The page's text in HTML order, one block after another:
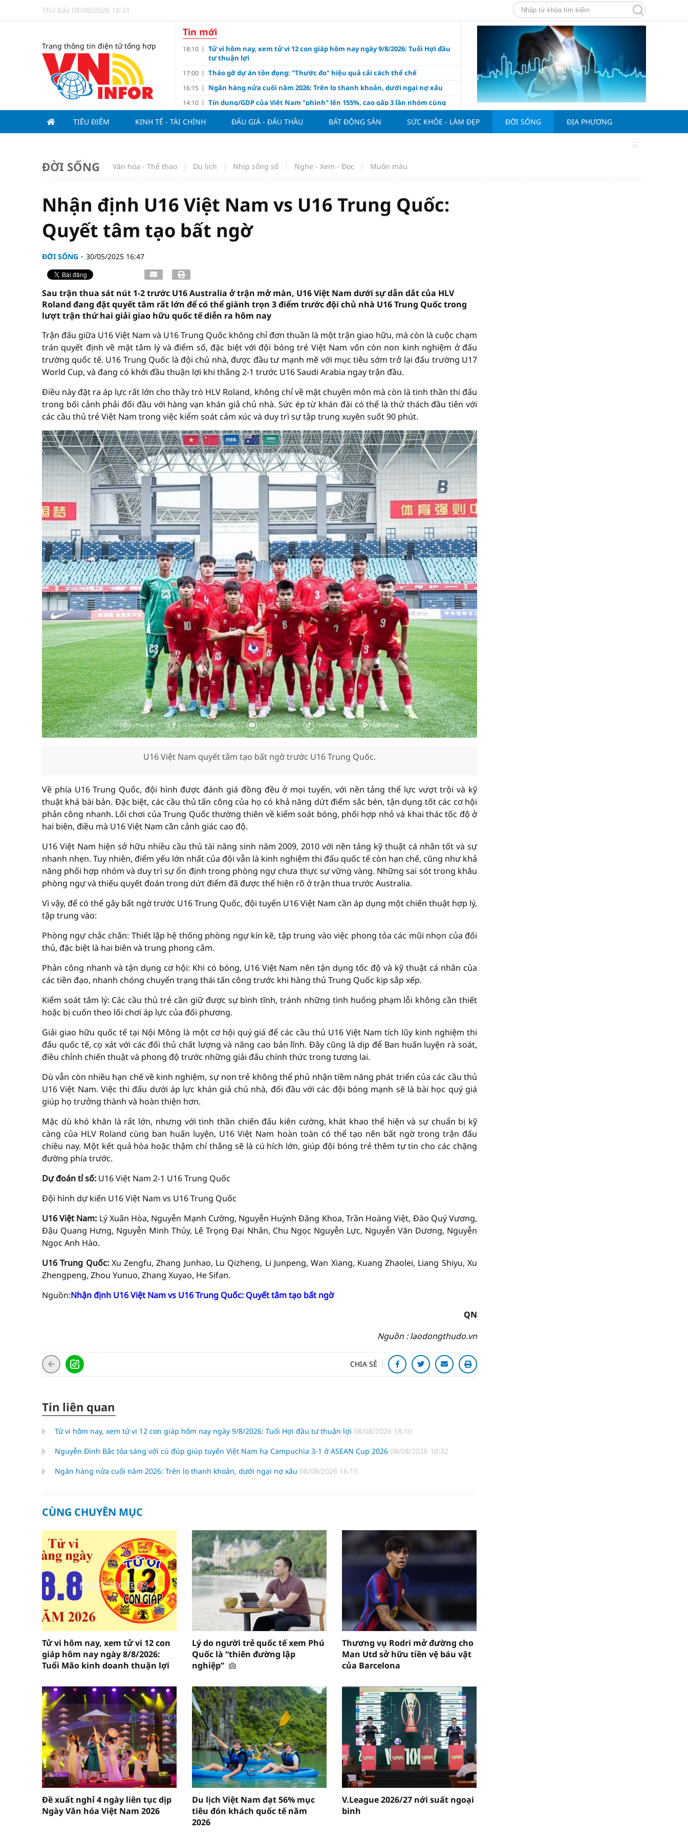
Thứ bảy 08/08/2026 18:31
Trang thông tin điện tử tổng hợp
Tin mới
18:10
Tử vi hôm nay, xem tử vi 12 con giáp hôm nay ngày 9/8/2026: Tuổi Hợi đầu
tư thuận lợi
17:00 Tháo gỡ dự án tồn đọng: "Thước đo" hiệu quả cải cách thể chế
16:15 Ngân hàng nửa cuối năm 2026: Trên lo thanh khoản, dưới ngại nợ xấu
14:10
Tín dụng/GDP của Việt Nam "phình" lên 155%, cao gấp 3 lần nhóm cùng
hạng
11:00 Đồng Tháp: Đấu giá 58.965 m² đất và nhà xưởng tại xã Tân Hồng
10:23 Giá vàng hôm nay 8/8: Vàng thế giới "nhảy vọt"
09:00 Các cổ phiếu IPO có được phân bổ dòng vốn mới từ nâng hạng thị trường?
08:15
07:00 Nới trần tiền gửi Kho bạc Nhà nước: Không chỉ 4 ngân hàng được lợi
TIÊU ĐIỂM KINH TẾ - TÀI CHÍNH ĐẤU GIÁ - ĐẤU THẦU BẤT ĐỘNG SẢN SỨC KHỎE - LÀM ĐẸP ĐỜI SỐNG ĐỊA PHƯƠNG
ĐỜI SỐNG Văn hóa - Thể thao Du lịch Nhịp sống số Nghe - Xem - Đọc Muôn màu
Nhận định U16 Việt Nam vs U16 Trung Quốc:
Quyết tâm tạo bất ngờ
ĐỜI SỐNG 30/05/2025 16:47
Sau trận thua sát nút 1-2 trước U16 Australia ở trận mở màn, U16 Việt Nam dưới sự dẫn dắt của HLV
Roland đang đặt quyết tâm rất lớn để có thể giành trọn 3 điểm trước đội chủ nhà U16 Trung Quốc trong
lượt trận thứ hai giải giao hữu quốc tế diễn ra hôm nay
Trận đấu giữa U16 Việt Nam và U16 Trung Quốc không chỉ đơn thuần là một trận giao hữu, mà còn là cuộc chạm
trán quyết định về mặt tâm lý và điểm số, đặc biệt với đội bóng trẻ Việt Nam vốn còn non kinh nghiệm ở đấu
trường quốc tế. U16 Trung Quốc là đội chủ nhà, được đầu tư mạnh mẽ với mục tiêu sớm trở lại đấu trường U17
World Cup, và đang có khởi đầu thuận lợi khi thắng 2-1 trước U16 Saudi Arabia ngay trận đầu.
Điều này đặt ra áp lực rất lớn cho thầy trò HLV Roland, không chỉ về mặt chuyên môn mà còn là tinh thần thi đấu
trong bối cảnh phải đối đầu với hàng vạn khán giả chủ nhà. Sức ép từ khán đài có thể là thử thách đầu tiên với
các cầu thủ trẻ Việt Nam trong việc kiểm soát cảm xúc và duy trì sự tập trung xuyên suốt 90 phút.
U16 Việt Nam quyết tâm tạo bất ngờ trước U16 Trung Quốc.
Về phía U16 Trung Quốc, đội hình được đánh giá đồng đều ở mọi tuyến, với nền tảng thể lực vượt trội và kỹ
thuật khá bài bản. Đặc biệt, các cầu thủ tấn công của họ có khả năng dứt điểm sắc bén, tận dụng tốt các cơ hội
phản công nhanh. Lối chơi của Trung Quốc thường thiên về kiểm soát bóng, phối hợp nhỏ và khai thác tốc độ ở
hai biên, điều mà U16 Việt Nam cần cảnh giác cao độ.
U16 Việt Nam hiện sở hữu nhiều cầu thủ tài năng sinh năm 2009, 2010 với nền tảng kỹ thuật cá nhân tốt và sự
nhanh nhẹn. Tuy nhiên, điểm yếu lớn nhất của đội vẫn là kinh nghiệm thi đấu quốc tế còn hạn chế, cũng như khả
năng phối hợp nhóm và duy trì sự ổn định trong phòng ngự chưa thực sự vững vàng. Những sai sót trong khâu
phòng ngự và thiếu quyết đoán trong dứt điểm đã được thể hiện rõ ở trận thua trước Australia.
Vì vậy, để có thể gây bất ngờ trước U16 Trung Quốc, đội tuyển U16 Việt Nam cần áp dụng một chiến thuật hợp lý,
tập trung vào:
Phòng ngự chắc chắn: Thiết lập hệ thống phòng ngự kín kẽ, tập trung vào việc phong tỏa các mũi nhọn của đối
thủ, đặc biệt là hai biên và trung phong cắm.
Phản công nhanh và tận dụng cơ hội: Khi có bóng, U16 Việt Nam nên tận dụng tốc độ và kỹ thuật cá nhân của
các tiền đạo, nhanh chóng chuyển trạng thái tấn công trước khi hàng thủ Trung Quốc kịp sắp xếp.
Kiểm soát tâm lý: Các cầu thủ trẻ cần giữ được sự bình tĩnh, tránh những tình huống phạm lỗi không cần thiết
hoặc bị cuốn theo lối chơi áp lực của đối phương.
Giải giao hữu quốc tế tại Nội Mông là một cơ hội quý giá để các cầu thủ U16 Việt Nam tích lũy kinh nghiệm thi
đấu quốc tế, cọ xát với các đối thủ chất lượng và nâng cao bản lĩnh. Đây cũng là dịp để Ban huấn luyện rà soát,
điều chỉnh chiến thuật và phong độ trước những giải đấu chính thức trong tương lai.
Dù vẫn còn nhiều hạn chế về kinh nghiệm, sự non trẻ không thể phủ nhận tiềm năng phát triển của các cầu thủ
U16 Việt Nam. Việc thi đấu dưới áp lực khán giả chủ nhà, đối đầu với các đội bóng mạnh sẽ là bài học quý giá
giúp họ trưởng thành và hoàn thiện hơn.
Mặc dù khó khăn là rất lớn, nhưng với tinh thần chiến đấu kiên cường, khát khao thể hiện và sự chuẩn bị kỹ
càng của HLV Roland cùng ban huấn luyện, U16 Việt Nam hoàn toàn có thể tạo nên bất ngờ trong trận đấu
chiều nay. Một kết quả hòa hoặc thậm chí thắng sẽ là cú hích lớn, giúp đội bóng trẻ thêm tự tin cho các chặng
đường phía trước.
Dự đoán tỉ số: U16 Việt Nam 2-1 U16 Trung Quốc
Đội hình dự kiến U16 Việt Nam vs U16 Trung Quốc
U16 Việt Nam: Lý Xuân Hòa, Nguyễn Mạnh Cường, Nguyễn Huỳnh Đăng Khoa, Trần Hoàng Việt, Đào Quý Vương,
Đậu Quang Hưng, Nguyễn Minh Thủy, Lê Trọng Đại Nhân, Chu Ngọc Nguyễn Lực, Nguyễn Văn Dương, Nguyễn
Ngọc Anh Hào.
U16 Trung Quốc:Xu Zengfu, Zhang Junhao, Lu Qizheng, Li Junpeng, Wan Xiang, Kuang Zhaolei, Liang Shiyu, Xu
Zhengpeng, Zhou Yunuo, Zhang Xuyao, He Sifan.
Nguồn:Nhận định U16 Việt Nam vs U16 Trung Quốc: Quyết tâm tạo bất ngờ
QN
Nguồn : laodongthudo.vn
CHIA SẺ
Tin liên quan
Tử vi hôm nay, xem tử vi 12 con giáp hôm nay ngày 9/8/2026: Tuổi Hợi đầu tư thuận lợi 08/08/2026 18:10
Nguyễn Đình Bắc tỏa sáng với cú đúp giúp tuyển Việt Nam hạ Campuchia 3-1 ở ASEAN Cup 2026 08/08/2026 10:32
Ngân hàng nửa cuối năm 2026: Trên lo thanh khoản, dưới ngại nợ xấu 08/08/2026 16:15
CÙNG CHUYÊN MỤC
Tử vi hôm nay, xem tử vi 12 con
giáp hôm nay ngày 8/8/2026:
Tuổi Mão kinh doanh thuận lợi
Lý do người trẻ quốc tế xem Phú
Quốc là “thiên đường lập
nghiệp”
Thương vụ Rodri mở đường cho
Man Utd sở hữu tiền vệ báu vật
của Barcelona
Đề xuất nghỉ 4 ngày liên tục dịp
Ngày Văn hóa Việt Nam 2026
Du lịch Việt Nam đạt 56% mục
tiêu đón khách quốc tế năm
2026
V.League 2026/27 nới suất ngoại
binh